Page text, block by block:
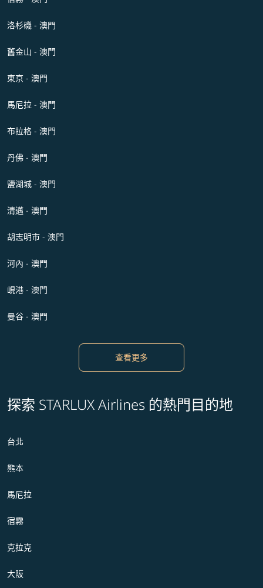
洛杉磯 - 澳門
舊金山 - 澳門
東京 - 澳門
馬尼拉 - 澳門
布拉格 - 澳門
丹佛 - 澳門
鹽湖城 - 澳門
清邁 - 澳門
胡志明市 - 澳門
河內 - 澳門
峴港 - 澳門
曼谷 - 澳門
查看更多
探索 STARLUX Airlines 的熱門目的地
台北
熊本
馬尼拉
宿霧
克拉克
大阪